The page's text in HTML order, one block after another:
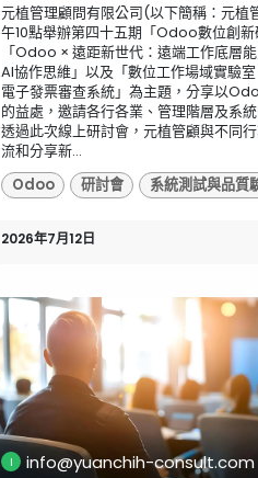
元植管理顧問有限公司(以下簡稱：元植
午10點舉辦第四十五期「Odoo數位創
「Odoo × 遠距新世代：遠端工作底層
AI協作思維」以及「數位工作場域實驗
電子發票審查系統」為主題，分享以
的益處，邀請各行各業、管理階層及系
透過此次線上研討會，元植管顧與不同
流和分享新...
Odoo
研討會 系統測試與品質
2026年7月12日
info@yuanchih-consult.com